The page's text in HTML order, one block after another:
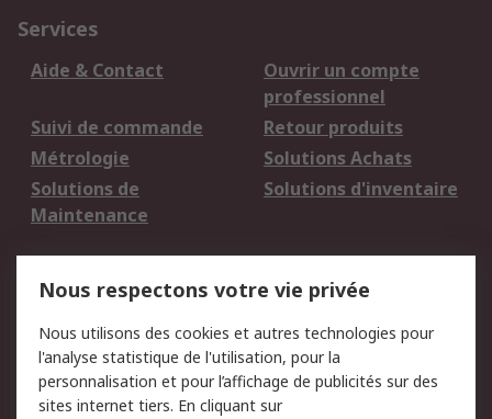
Services
Aide & Contact
Ouvrir un compte
professionnel
Suivi de commande
Retour produits
Métrologie
Solutions Achats
Solutions de
Maintenance
Solutions d'inventaire
du site
Politique de protection
des données - Mise à
Sécurité des E-mails
Nous respectons votre vie privée
Nous utilisons des cookies et autres technologies pour
l'analyse statistique de l'utilisation, pour la
personnalisation et pour l’affichage de publicités sur des
sites internet tiers. En cliquant sur